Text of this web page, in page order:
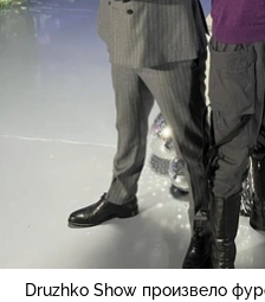
Druzhko Show произвело